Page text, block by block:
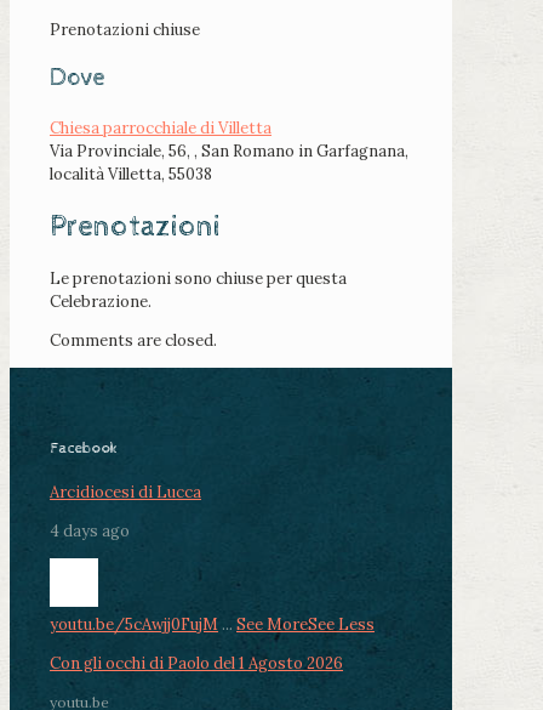
Prenotazioni chiuse
Dove
Chiesa parrocchiale di Villetta
Via Provinciale, 56, , San Romano in Garfagnana,
località Villetta, 55038
Prenotazioni
Le prenotazioni sono chiuse per questa
Celebrazione.
Comments are closed.
Facebook
Arcidiocesi di Lucca
4 days ago
youtu.be/5cAwjj0FujM ... See MoreSee Less
Con gli occhi di Paolo del 1 Agosto 2026
youtu.be